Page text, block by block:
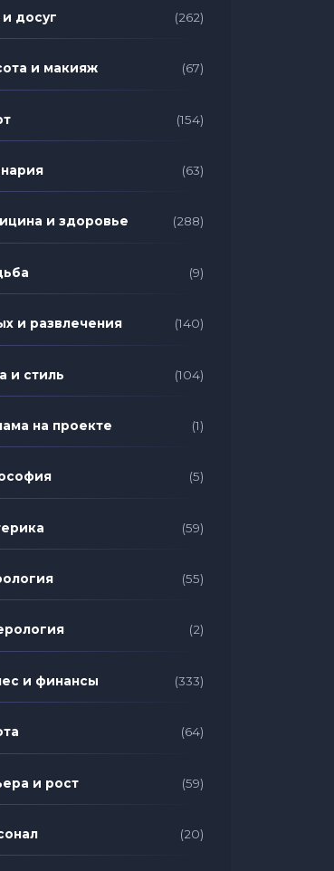
досуг (262)
и макияж (67)
(154)
(63)
и здоровье (288)
(9)
и развлечения (140)
и стиль (104)
на проекте (1)
(5)
(59)
(55)
(2)
и финансы (333)
(64)
и рост (59)
(20)